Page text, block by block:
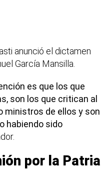
anunció el dictamen
García Mansilla.
es que los que
son los que critican al
ministros de ellos y son
habiendo sido
por la Patria